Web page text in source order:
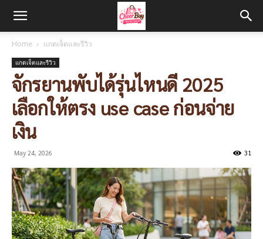
Home แกดเจ็ตและรีวิว
แกดเจ็ตและรีวิว
จักรยานพับได้รุ่นไหนดี 2025
เลือกให้ตรง use case ก่อนจ่าย
เงิน
May 24, 2026 31